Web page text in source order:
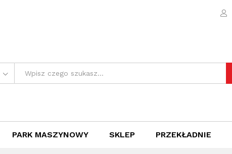
PARK MASZYNOWY SKLEP PRZEKŁADNIE